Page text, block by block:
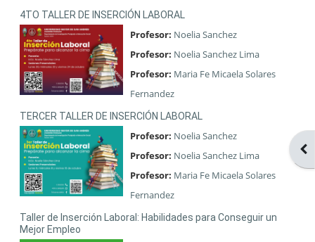
4TO TALLER DE INSERCIÓN LABORAL
Profesor: Noelia Sanchez
Profesor: Noelia Sanchez Lima
Profesor: Maria Fe Micaela Solares
Fernandez
TERCER TALLER DE INSERCIÓN LABORAL
Profesor: Noelia Sanchez
Profesor: Noelia Sanchez Lima
Profesor: Maria Fe Micaela Solares
Fernandez
Taller de Inserción Laboral: Habilidades para Conseguir un
Mejor Empleo